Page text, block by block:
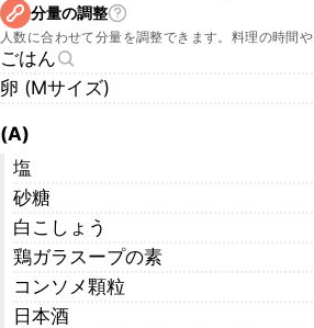
分量の調整
人数に合わせて分量を調整できます。料理の時間
ごはん
卵 (Mサイズ)
(A)
塩
砂糖
白こしょう
鶏ガラスープの素
コンソメ顆粒
日本酒